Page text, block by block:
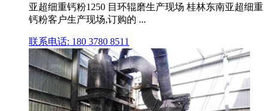
亚超细重钙粉1250 目环辊磨生产现场 桂林东南亚超细重
钙粉客户生产现场,订购的 ...
联系电话: 180 3780 8511